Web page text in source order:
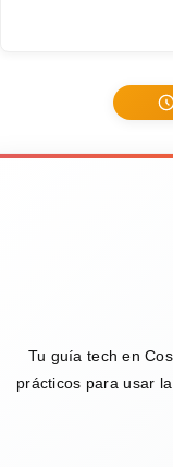
Tu guía tech en
prácticos para usar